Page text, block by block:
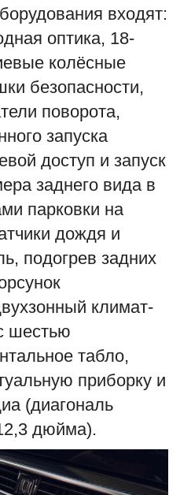
входят:
оптика, 18-
колёсные
безопасности,
поворота,
запуска
доступ и запуск
заднего вида в
парковки на
дождя и
подогрев задних
климат-
шестью
табло,
приборку и
(диагональ
дюйма).